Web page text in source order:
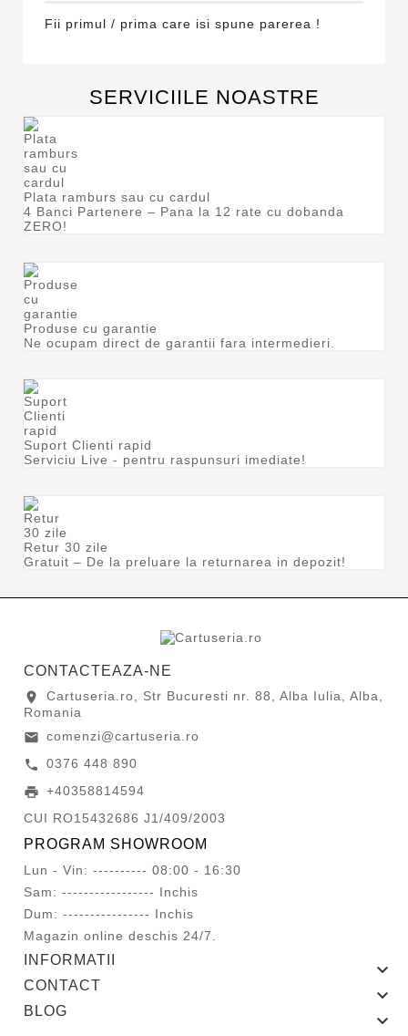
Fii primul / prima care isi spune parerea !
SERVICIILE NOASTRE
Plata ramburs sau cu cardul
4 Banci Partenere – Pana la 12 rate cu dobanda
ZERO!
Produse cu garantie
Ne ocupam direct de garantii fara intermedieri.
Suport Clienti rapid
Serviciu Live - pentru raspunsuri imediate!
Retur 30 zile
Gratuit – De la preluare la returnarea in depozit!
CONTACTEAZA-NE
location_on
Cartuseria.ro, Str Bucuresti nr. 88, Alba Iulia, Alba,
Romania
email comenzi@cartuseria.ro
call 0376 448 890
print +40358814594
CUI RO15432686 J1/409/2003
PROGRAM SHOWROOM
Lun - Vin: ---------- 08:00 - 16:30
Sam: ----------------- Inchis
Dum: ---------------- Inchis
Magazin online deschis 24/7.
INFORMATII 
CONTACT 
BLOG 